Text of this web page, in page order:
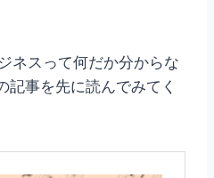
スって何だか分からな
記事を先に読んでみてく